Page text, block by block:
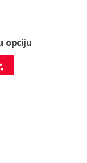
opciju